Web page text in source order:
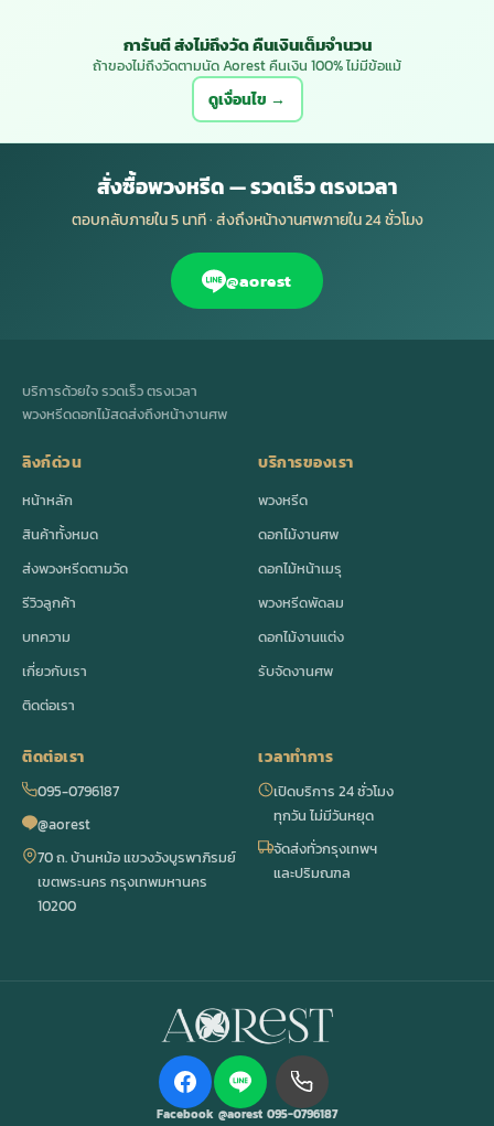
การันตี ส่งไม่ถึงวัด คืนเงินเต็มจำนวน
ถ้าของไม่ถึงวัดตามนัด Aorest คืนเงิน 100% ไม่มีข้อแม้
ดูเงื่อนไข →
สั่งซื้อพวงหรีด — รวดเร็ว ตรงเวลา
ตอบกลับภายใน 5 นาที · ส่งถึงหน้างานศพภายใน 24 ชั่วโมง
@aorest
บริการด้วยใจ รวดเร็ว ตรงเวลา
พวงหรีดดอกไม้สดส่งถึงหน้างานศพ
ลิงก์ด่วน
หน้าหลัก
สินค้าทั้งหมด
ส่งพวงหรีดตามวัด
รีวิวลูกค้า
บทความ
เกี่ยวกับเรา
ติดต่อเรา
บริการของเรา
พวงหรีด
ดอกไม้งานศพ
ดอกไม้หน้าเมรุ
พวงหรีดพัดลม
ดอกไม้งานแต่ง
รับจัดงานศพ
ติดต่อเรา
095-0796187
@aorest
70 ถ. บ้านหม้อ แขวงวังบูรพาภิรมย์
เขตพระนคร กรุงเทพมหานคร
10200
เวลาทำการ
เปิดบริการ 24 ชั่วโมง
ทุกวัน ไม่มีวันหยุด
จัดส่งทั่วกรุงเทพฯ
และปริมณฑล
Facebook @aorest 095-0796187